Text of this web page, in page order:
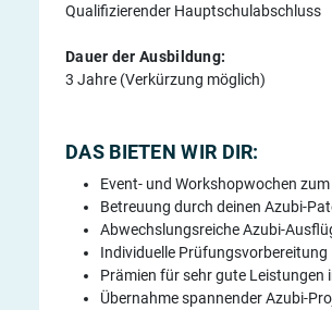
Qualifizierender Hauptschulabschluss
Dauer der Ausbildung:
3 Jahre (Verkürzung möglich)
DAS BIETEN WIR DIR:
Event- und Workshopwochen
Betreuung durch deinen Azubi-
Abwechslungsreiche Azubi-
Individuelle Prüfungsvorbereitung
Prämien für sehr gute Leistungen
Übernahme spannender Azubi-